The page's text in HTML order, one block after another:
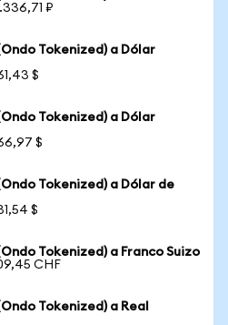
₽
Tokenized) a Dólar
$
Tokenized) a Dólar
$
Tokenized) a Dólar de
$
Tokenized) a Franco Suizo
CHF
Tokenized) a Real